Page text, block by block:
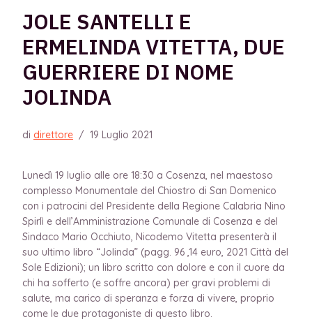
JOLE SANTELLI E
ERMELINDA VITETTA, DUE
GUERRIERE DI NOME
JOLINDA
di direttore / 19 Luglio 2021
Lunedì 19 luglio alle ore 18:30 a Cosenza, nel maestoso
complesso Monumentale del Chiostro di San Domenico
con i patrocini del Presidente della Regione Calabria Nino
Spirlì e dell’Amministrazione Comunale di Cosenza e del
Sindaco Mario Occhiuto, Nicodemo Vitetta presenterà il
suo ultimo libro “Jolinda” (pagg. 96 ,14 euro, 2021 Città del
Sole Edizioni); un libro scritto con dolore e con il cuore da
chi ha sofferto (e soffre ancora) per gravi problemi di
salute, ma carico di speranza e forza di vivere, proprio
come le due protagoniste di questo libro.